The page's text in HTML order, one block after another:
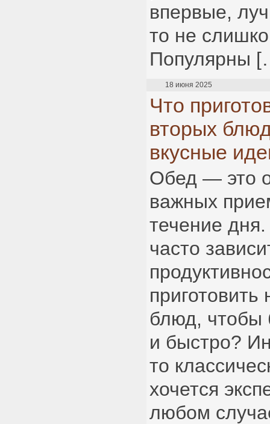
впервые,
то не
Популярны
18 июня 2025
Что
вторых
вкусные
Обед — это
важных
течение
часто
блюд, чтобы
и быстро?
то
хочется
любом